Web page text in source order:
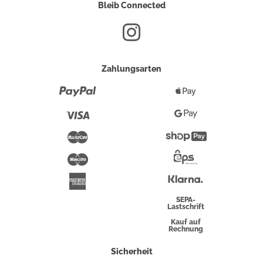
Bleib Connected
Zahlungsarten
Maestro
Pay
Google
Pay
Überweisung
SEPA-
Lastschrift
Kauf auf
Rechnung
Sicherheit